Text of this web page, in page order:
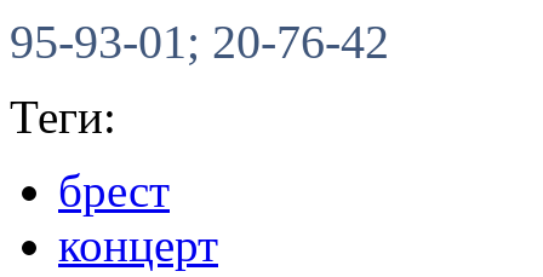
95-93-01; 20-76-42
Теги:
брест
концерт